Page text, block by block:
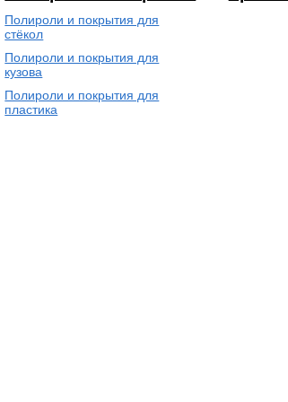
Полироли и покрытия для
стёкол
Полироли и покрытия для
кузова
Полироли и покрытия для
пластика